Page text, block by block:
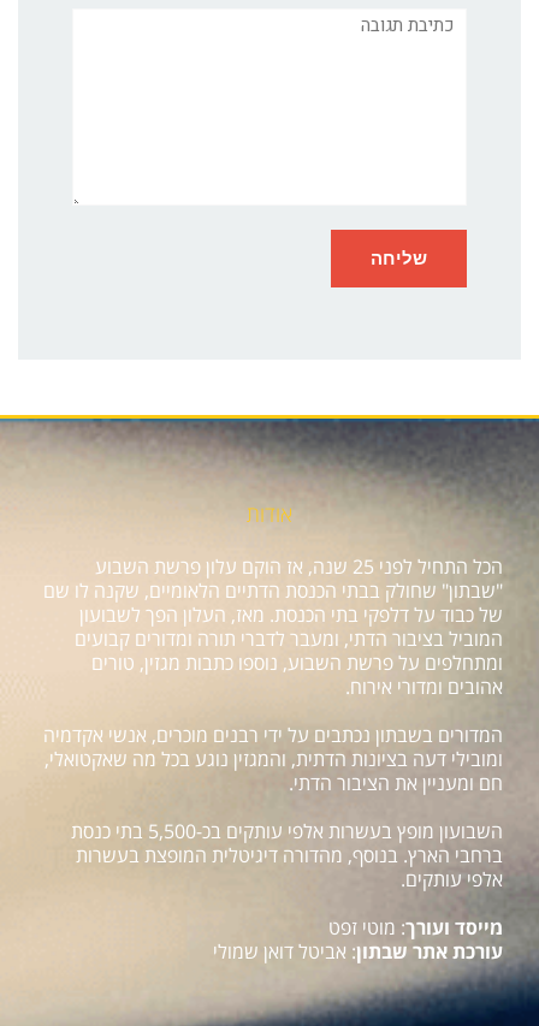
תגובה
אודות
הכל התחיל לפני 25 שנה, אז הוקם עלון פרשת השבוע
"שבתון" שחולק בבתי הכנסת הדתיים הלאומיים, שקנה לו שם
של כבוד על דלפקי בתי הכנסת. מאז, העלון הפך לשבועון
המוביל בציבור הדתי, ומעבר לדברי תורה ומדורים קבועים
ומתחלפים על פרשת השבוע, נוספו כתבות מגזין, טורים
אהובים ומדורי אירוח.
המדורים בשבתון נכתבים על ידי רבנים מוכרים, אנשי אקדמיה
ומובילי דעה בציונות הדתית, והמגזין נוגע בכל מה שאקטואלי,
חם ומעניין את הציבור הדתי.
השבועון מופץ בעשרות אלפי עותקים בכ-5,500 בתי כנסת
ברחבי הארץ. בנוסף, מהדורה דיגיטלית המופצת בעשרות
אלפי עותקים.
מייסד ועורך: מוטי זפט
עורכת אתר שבתון: אביטל דואן שמולי